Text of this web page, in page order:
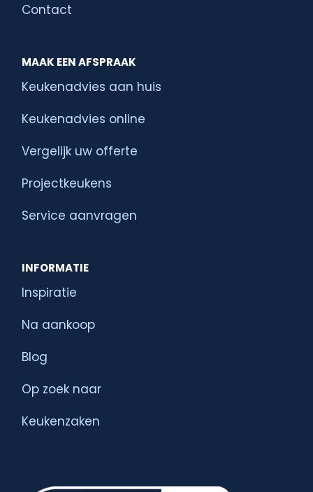
Contact
MAAK EEN AFSPRAAK
Keukenadvies aan huis
Keukenadvies online
Vergelijk uw offerte
Projectkeukens
Service aanvragen
INFORMATIE
Inspiratie
Na aankoop
Blog
Op zoek naar
Keukenzaken